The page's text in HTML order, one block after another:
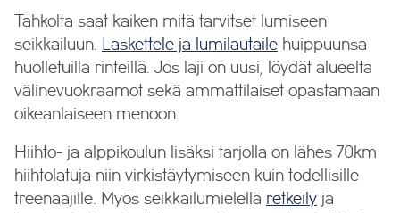
Tahkolta saat kaiken mitä tarvitset lumiseen
seikkailuun.
Laskettele ja lumilautaile huippuunsa
huolletuilla rinteillä. Jos laji on uusi, löydät alueelta
välinevuokraamot sekä ammattilaiset opastamaan
oikeanlaiseen menoon.
Hiihto- ja alppikoulun lisäksi tarjolla on lähes 70km
hiihtolatuja niin virkistäytymiseen kuin todellisille
treenaajille. Myös seikkailumielellä retkeily ja